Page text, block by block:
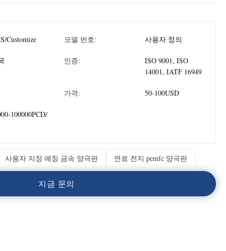
Customize 모델 번호: 사용자 정의
인증:
ISO 9001, ISO
14001, IATF 16949
가격: 50-100USD
100000PCD/
사용자 지정 에칭 금속 양극판 연료 전지 pemfc 양극판
지금 문의